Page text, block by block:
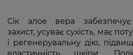
Сік алое вера забезпечує
захист, усуває сухість, має
і регенерувальну дію,